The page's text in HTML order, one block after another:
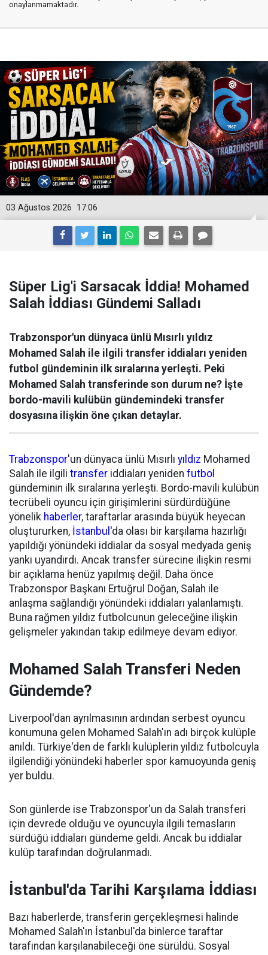
onaylanmamaktadır.
17:06
03 Ağustos 2026
Süper Lig'i Sarsacak İddia! Mohamed
Salah İddiası Gündemi Salladı
Trabzonspor'un dünyaca ünlü Mısırlı yıldız
Mohamed Salah ile ilgili transfer iddiaları yeniden
futbol gündeminin ilk sıralarına yerleşti. Peki
Mohamed Salah transferinde son durum ne? İşte
bordo-mavili kulübün gündemindeki transfer
dosyasına ilişkin öne çıkan detaylar.
Trabzonspor'un dünyaca ünlü Mısırlı yıldız Mohamed
Salah ile ilgili transfer iddiaları yeniden futbol
gündeminin ilk sıralarına yerleşti. Bordo-mavili kulübün
tecrübeli oyuncu için girişimlerini sürdürdüğüne
yönelik haberler, taraftarlar arasında büyük heyecan
oluştururken, İstanbul 'da olası bir karşılama hazırlığı
yapıldığı yönündeki iddialar da sosyal medyada geniş
yankı uyandırdı. Ancak transfer sürecine ilişkin resmi
bir açıklama henüz yapılmış değil. Daha önce
Trabzonspor Başkanı Ertuğrul Doğan, Salah ile
anlaşma sağlandığı yönündeki iddiaları yalanlamıştı.
Buna rağmen yıldız futbolcunun geleceğine ilişkin
gelişmeler yakından takip edilmeye devam ediyor.
Mohamed Salah Transferi Neden
Gündemde?
Liverpool'dan ayrılmasının ardından serbest oyuncu
konumuna gelen Mohamed Salah'ın adı birçok kulüple
anıldı. Türkiye'den de farklı kulüplerin yıldız futbolcuyla
ilgilendiği yönündeki haberler spor kamuoyunda geniş
yer buldu.
Son günlerde ise Trabzonspor'un da Salah transferi
için devrede olduğu ve oyuncuyla ilgili temasların
sürdüğü iddiaları gündeme geldi. Ancak bu iddialar
kulüp tarafından doğrulanmadı.
İstanbul'da Tarihi Karşılama İddiası
Bazı haberlerde, transferin gerçekleşmesi halinde
Mohamed Salah'ın İstanbul'da binlerce taraftar
tarafından karşılanabileceği öne sürüldü. Sosyal